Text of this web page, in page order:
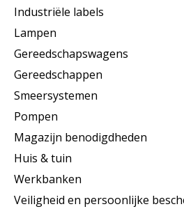
Industriële labels
Lampen
Gereedschapswagens
Gereedschappen
Smeersystemen
Pompen
Magazijn benodigdheden
Huis & tuin
Werkbanken
Veiligheid en persoonlijke